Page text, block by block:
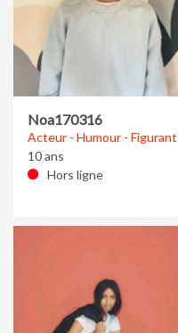
Noa170316
Acteur - Humour - Figurant
10 ans
Hors ligne